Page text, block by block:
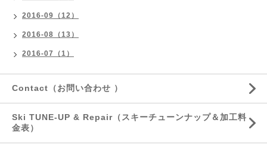
2016-09（12）
2016-08（13）
2016-07（1）
Contact（お問い合わせ ）
Ski TUNE-UP & Repair（スキーチューンナップ＆加工料
金表）